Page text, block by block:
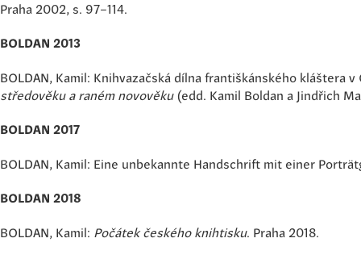
Praha 2002, s. 97–114.
BOLDAN 2013
BOLDAN, Kamil: Knihvazačská dílna františkánského kláštera
středověku a raném novověku (edd. Kamil Boldan a Jindřich
BOLDAN 2017
BOLDAN, Kamil: Eine unbekannte Handschrift mit einer
BOLDAN 2018
BOLDAN, Kamil: Počátek českého knihtisku. Praha 2018.